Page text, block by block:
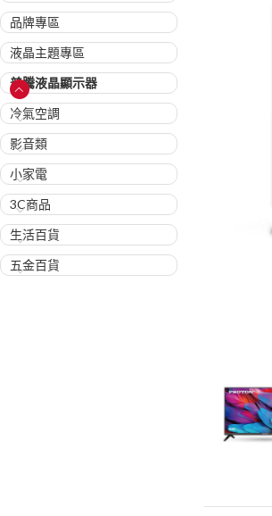
品牌專區
液晶主題專區
普騰液晶顯示器
冷氣空調
影音類
小家電
3C商品
生活百貨
五金百貨